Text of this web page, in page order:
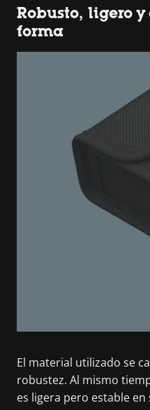
Robusto, ligero y
forma
El material utilizado se
robustez. Al mismo
es ligera pero estable